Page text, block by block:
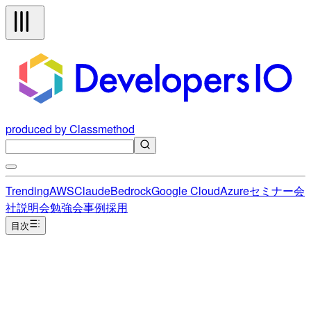
produced by Classmethod
TrendingAWSClaudeBedrockGoogle CloudAzureセミナー会
社説明会勉強会事例採用
目次